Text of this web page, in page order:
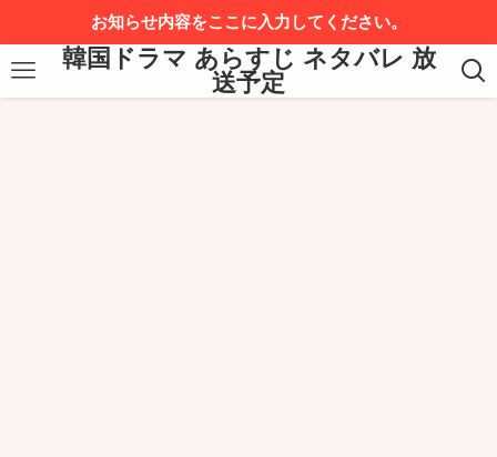
お知らせ内容をここに入力してください。
韓国ドラマ あらすじ ネタバレ 放
送予定